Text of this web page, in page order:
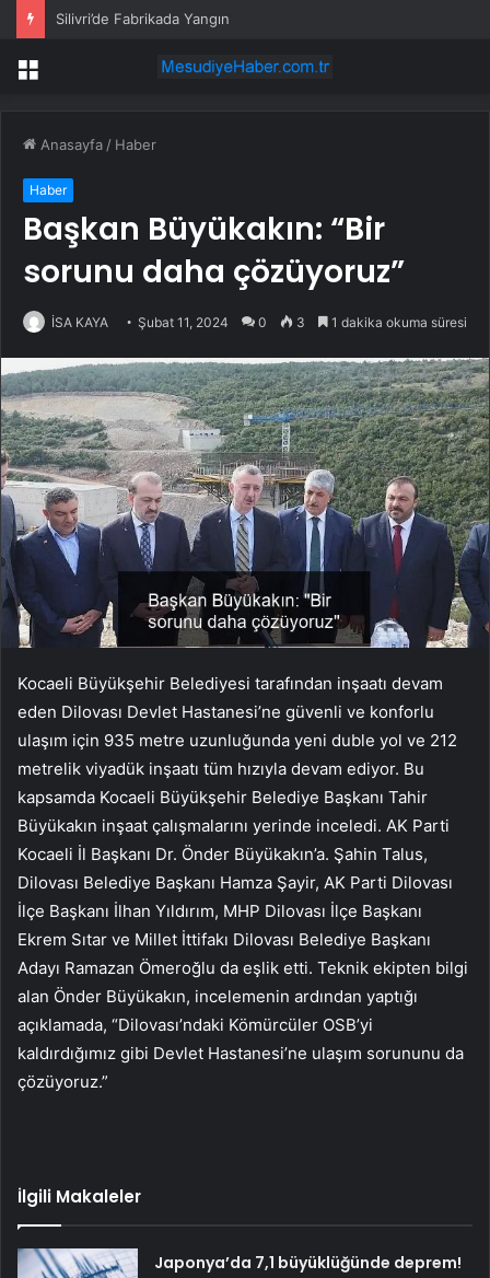
Silivri’de Fabrikada Yangın
Menü
Anasayfa / Haber
Haber
Başkan Büyükakın: “Bir
sorunu daha çözüyoruz”
İSA KAYA Şubat 11, 2024 0 3 1 dakika okuma süresi
Kocaeli Büyükşehir Belediyesi tarafından inşaatı devam
eden Dilovası Devlet Hastanesi’ne güvenli ve konforlu
ulaşım için 935 metre uzunluğunda yeni duble yol ve 212
metrelik viyadük inşaatı tüm hızıyla devam ediyor. Bu
kapsamda Kocaeli Büyükşehir Belediye Başkanı Tahir
Büyükakın inşaat çalışmalarını yerinde inceledi. AK Parti
Kocaeli İl Başkanı Dr. Önder Büyükakın’a. Şahin Talus,
Dilovası Belediye Başkanı Hamza Şayir, AK Parti Dilovası
İlçe Başkanı İlhan Yıldırım, MHP Dilovası İlçe Başkanı
Ekrem Sıtar ve Millet İttifakı Dilovası Belediye Başkanı
Adayı Ramazan Ömeroğlu da eşlik etti. Teknik ekipten bilgi
alan Önder Büyükakın, incelemenin ardından yaptığı
açıklamada, “Dilovası’ndaki Kömürcüler OSB’yi
kaldırdığımız gibi Devlet Hastanesi’ne ulaşım sorununu da
çözüyoruz.”
İlgili Makaleler
Japonya’da 7,1 büyüklüğünde deprem!